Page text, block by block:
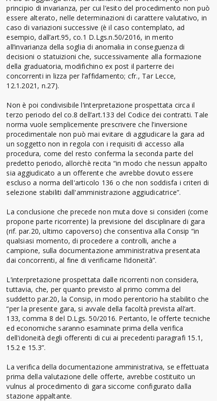
principio di invarianza, per cui l’esito del procedimento non può
essere alterato, nelle determinazioni di carattere valutativo, in
caso di variazioni successive (è il caso contemplato, ad
esempio, dall’art.95, co.1 D.Lgs.n.50/2016, in merito
all’invarianza della soglia di anomalia in conseguenza di
decisioni o statuizioni che, successivamente alla formazione
della graduatoria, modifichino ex post il parterre dei
concorrenti in lizza per l’affidamento; cfr., Tar Lecce,
12.1.2021, n.27).
Non è poi condivisibile l’interpretazione prospettata circa il
terzo periodo del co.8 dell’art.133 del Codice dei contratti. Tale
norma vuole semplicemente prescrivere che l’inversione
procedimentale non può mai evitare di aggiudicare la gara ad
un soggetto non in regola con i requisiti di accesso alla
procedura, come del resto conferma la seconda parte del
predetto periodo, allorchè recita “in modo che nessun appalto
sia aggiudicato a un offerente che avrebbe dovuto essere
escluso a norma dell'articolo 136 o che non soddisfa i criteri di
selezione stabiliti dall'amministrazione aggiudicatrice”.
La conclusione che precede non muta dove si consideri (come
propone parte ricorrente) la previsione del disciplinare di gara
(rif. par.20, ultimo capoverso) che consentiva alla Consip “in
qualsiasi momento, di procedere a controlli, anche a
campione, sulla documentazione amministrativa presentata
dai concorrenti, al fine di verificarne l’idoneità”.
L’interpretazione prospettata dalle ricorrenti non considera,
tuttavia, che, per quanto previsto al primo comma del
suddetto par.20, la Consip, in modo perentorio ha stabilito che
“per la presente gara, si avvale della facoltà prevista all’art.
133, comma 8 del D.Lgs. 50/2016. Pertanto, le offerte tecniche
ed economiche saranno esaminate prima della verifica
dell'idoneità degli offerenti di cui ai precedenti paragrafi 15.1,
15.2 e 15.3”.
La verifica della documentazione amministrativa, se effettuata
prima della valutazione delle offerte, avrebbe costituito un
vulnus al procedimento di gara siccome configurato dalla
stazione appaltante.